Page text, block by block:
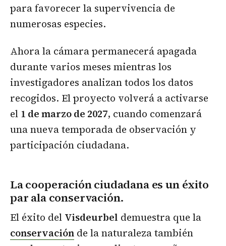
para favorecer la supervivencia de
numerosas especies.
Ahora la cámara permanecerá apagada
durante varios meses mientras los
investigadores analizan todos los datos
recogidos. El proyecto volverá a activarse
el 1 de marzo de 2027, cuando comenzará
una nueva temporada de observación y
participación ciudadana.
La cooperación ciudadana es un éxito
par ala conservación.
El éxito del Visdeurbel demuestra que la
conservación de la naturaleza también